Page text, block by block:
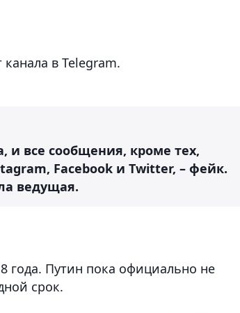
в Telegram.
и все сообщения, кроме тех,
Facebook и Twitter, – фейк.
ведущая.
года. Путин пока официально не
срок.